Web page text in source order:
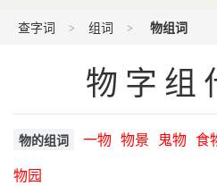
查字词 组词 物组词
物字组
物的组词 一物 物景 鬼物 食
物园